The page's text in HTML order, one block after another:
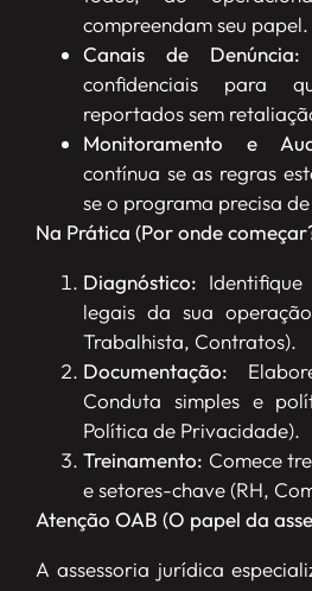
compreendam seu papel.
Canais de Denúncia:
confidenciais para
reportados sem
Monitoramento e
contínua se as regras
se o programa precisa
Na Prática (Por onde
Diagnóstico:
legais da sua
Trabalhista, Contratos).
Documentação:
Conduta simples e
Política de Privacidade).
Treinamento: Comece
e setores-chave (RH,
Atenção OAB (O papel da
A assessoria jurídica